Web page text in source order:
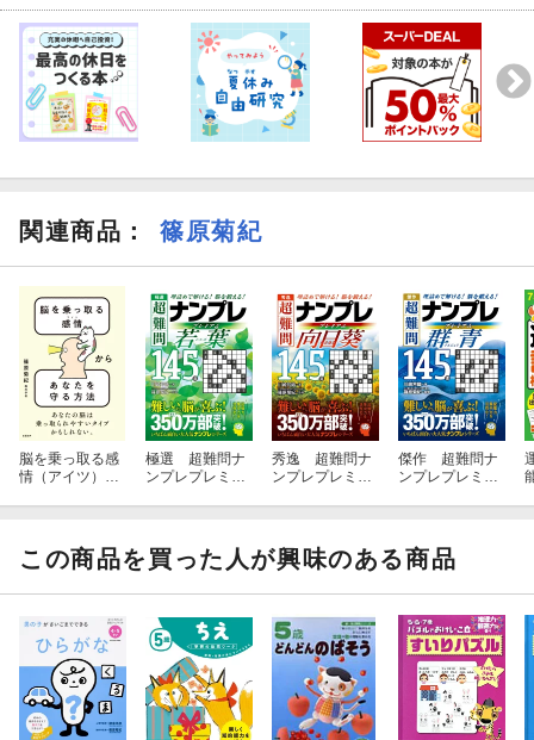
関連商品 ： 篠原菊紀
脳を乗っ取る感
情（アイツ）か
極選 超難問ナ
ンプレプレミア
秀逸 超難問ナ
ンプレプレミア
傑作 超難問ナ
ンプレプレミア
この商品を買った人が興味のある商品